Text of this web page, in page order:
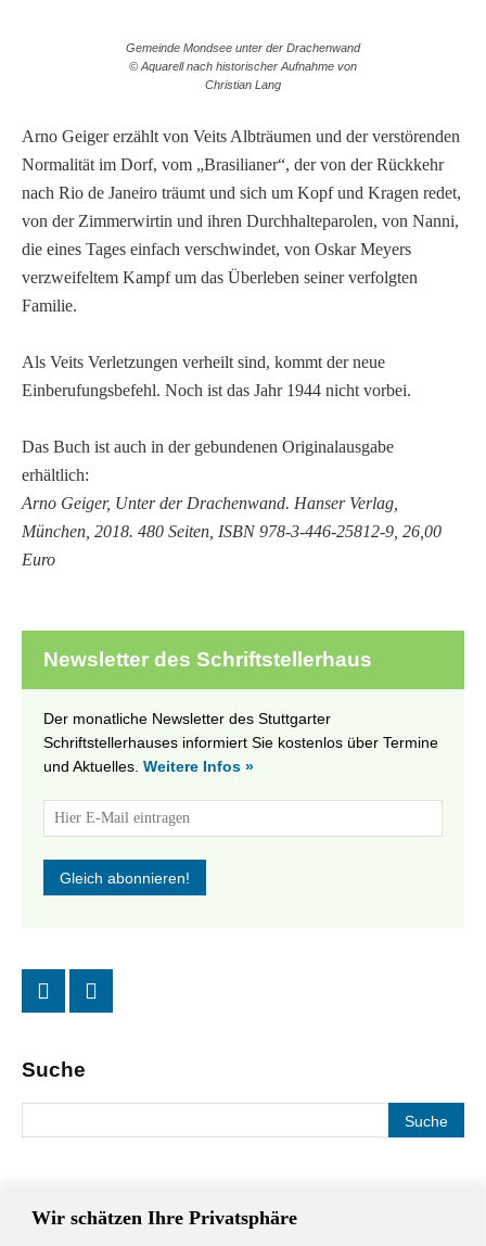
Wir schätzen Ihre Privatsphäre
Gemeinde Mondsee unter der Drachenwand
© Aquarell nach historischer Aufnahme von
Christian Lang
Arno Geiger erzählt von Veits Albträumen und der verstörenden
Normalität im Dorf, vom „Brasilianer“, der von der Rückkehr
nach Rio de Janeiro träumt und sich um Kopf und Kragen redet,
von der Zimmerwirtin und ihren Durchhalteparolen, von Nanni,
die eines Tages einfach verschwindet, von Oskar Meyers
verzweifeltem Kampf um das Überleben seiner verfolgten
Familie.
Als Veits Verletzungen verheilt sind, kommt der neue
Einberufungsbefehl. Noch ist das Jahr 1944 nicht vorbei.
Das Buch ist auch in der gebundenen Originalausgabe
erhältlich:
Arno Geiger, Unter der Drachenwand. Hanser Verlag,
München, 2018. 480 Seiten, ISBN 978-3-446-25812-9, 26,00
Euro
Newsletter des Schriftstellerhaus
Der monatliche Newsletter des Stuttgarter
Schriftstellerhauses informiert Sie kostenlos über Termine
und Aktuelles. Weitere Infos »
Suche